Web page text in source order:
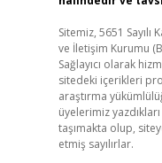
Sitemiz, 5651
ve İletişim Kurumu
Sağlayıcı olarak
sitedeki içerikleri
araştırma
üyelerimiz
taşımakta olup,
etmiş sayılırlar.